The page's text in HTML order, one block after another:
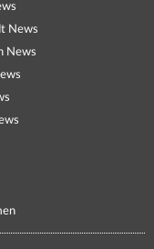
News
News